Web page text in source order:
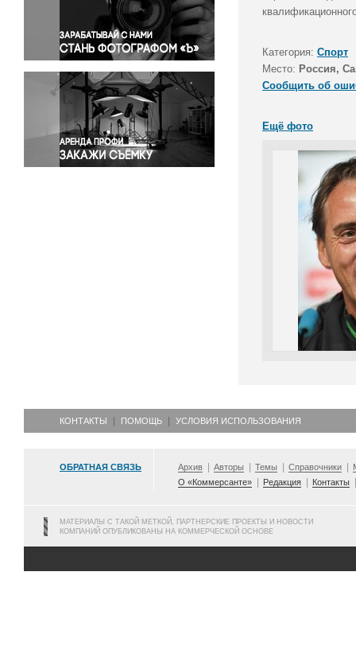
Правосудие
Происшествия и конфликты
Религия
Светская жизнь
Спорт
Экология
Экономика и бизнес
Категория: Спорт
Место: Россия,
Сообщить об
Ещё фото
КОНТАКТЫ ПОМОЩЬ УСЛОВИЯ ИСПОЛЬЗОВАНИЯ
ОБРАТНАЯ СВЯЗЬ Архив Авторы Темы Справочники
О «Коммерсанте»
Редакция Контакты
МАТЕРИАЛЫ С ТАКОЙ МЕТКОЙ, ПАРТНЕРСКИЕ ПРОЕКТЫ И НОВОСТИ
КОМПАНИЙ ОПУБЛИКОВАНЫ НА КОММЕРЧЕСКОЙ ОСНОВЕ